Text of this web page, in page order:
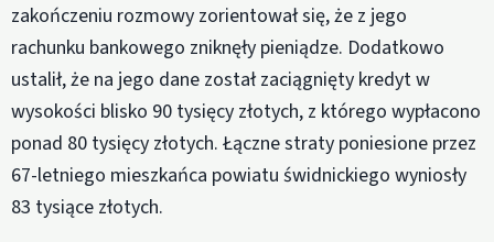
zakończeniu rozmowy zorientował się, że z jego
rachunku bankowego zniknęły pieniądze. Dodatkowo
ustalił, że na jego dane został zaciągnięty kredyt w
wysokości blisko 90 tysięcy złotych, z którego wypłacono
ponad 80 tysięcy złotych. Łączne straty poniesione przez
67-letniego mieszkańca powiatu świdnickiego wyniosły
83 tysiące złotych.